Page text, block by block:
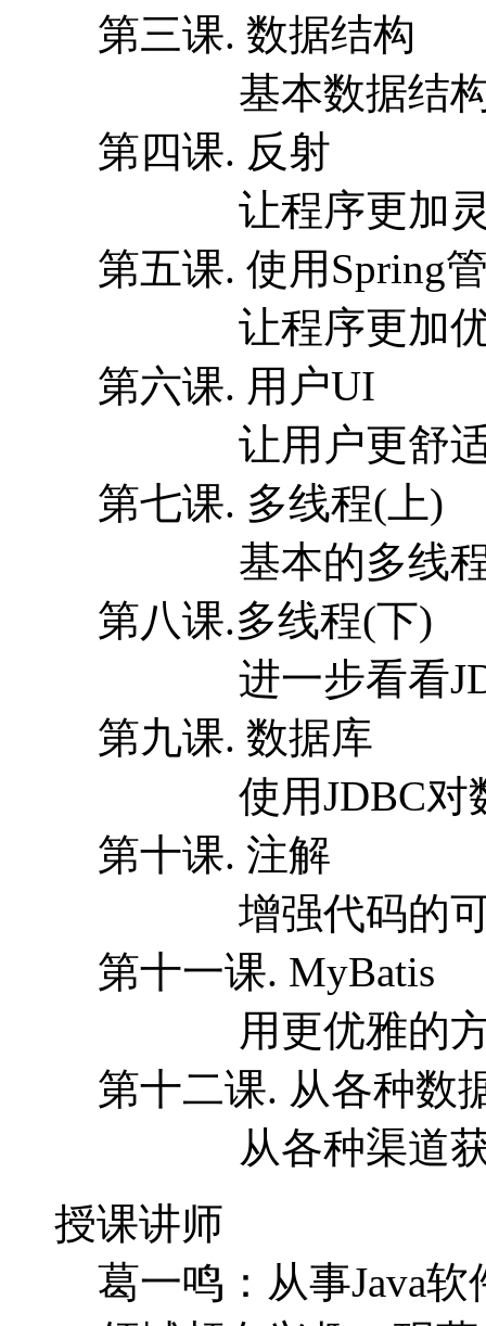
第三课. 数据结构
基本数据结构介
第四课. 反射
让程序更加灵
第五课. 使用Spring
让程序更加优
第六课. 用户UI
让用户更舒适
第七课. 多线程(上)
基本的多线程
第八课.多线程(下)
进一步看看JDK
第九课. 数据库
使用JDBC对数
第十课. 注解
增强代码的可
第十一课. MyBatis
用更优雅的方
第十二课. 从各种数
从各种渠道获得
授课讲师
葛一鸣：从事Java